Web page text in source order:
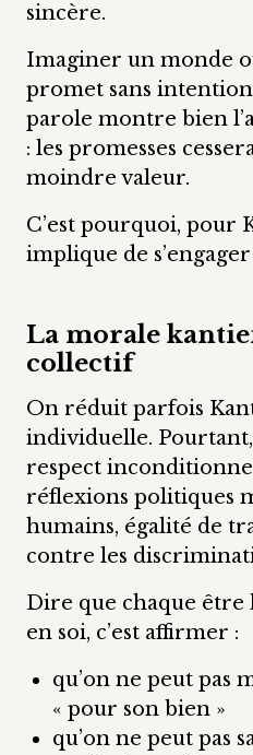
sincère.
Imaginer un monde
promet sans
parole montre bien
: les promesses
moindre valeur.
C’est pourquoi, pour
implique de
La morale
collectif
On réduit parfois
individuelle.
respect
réflexions politiques
humains, égalité de
contre les
Dire que chaque être
en soi, c’est affirmer :
qu’on ne peut pas
« pour son bien »
qu’on ne peut pas